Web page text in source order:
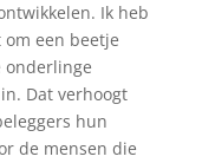
Ik heb
een beetje
onderlinge
Dat verhoogt
hun
de mensen die